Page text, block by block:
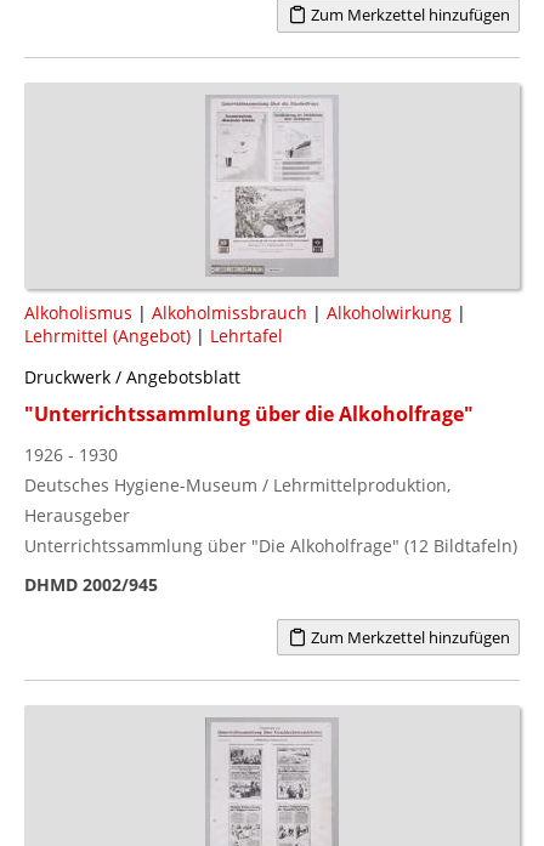
Zum Merkzettel hinzufügen
Alkoholismus | Alkoholmissbrauch | Alkoholwirkung |
Lehrmittel (Angebot) | Lehrtafel
Druckwerk / Angebotsblatt
"Unterrichtssammlung über die Alkoholfrage"
1926 - 1930
Deutsches Hygiene-Museum / Lehrmittelproduktion,
Herausgeber
Unterrichtssammlung über "Die Alkoholfrage" (12 Bildtafeln)
DHMD 2002/945
Zum Merkzettel hinzufügen